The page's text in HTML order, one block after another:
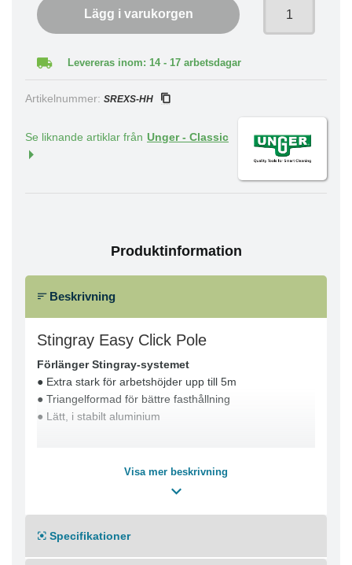
Lägg i varukorgen
Levereras inom: 14 - 17 arbetsdagar
Artikelnummer: SREXS-HH
Se liknande artiklar från Unger - Classic
Produktinformation
Beskrivning
Stingray Easy Click Pole
Förlänger Stingray-systemet
● Extra stark för arbetshöjder upp till 5m
● Triangelformad för bättre fasthållning
● Lätt, i stabilt aluminium
Visa mer beskrivning
Specifikationer